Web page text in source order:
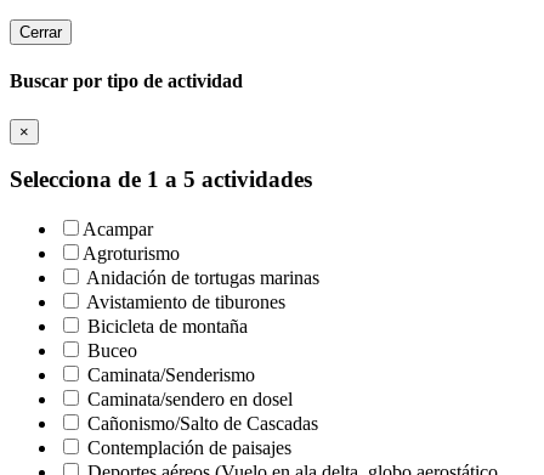
Cerrar
Buscar por tipo de actividad
×
Selecciona de 1 a 5 actividades
Acampar
Agroturismo
Anidación de tortugas marinas
Avistamiento de tiburones
Bicicleta de montaña
Buceo
Caminata/Senderismo
Caminata/sendero en dosel
Cañonismo/Salto de Cascadas
Contemplación de paisajes